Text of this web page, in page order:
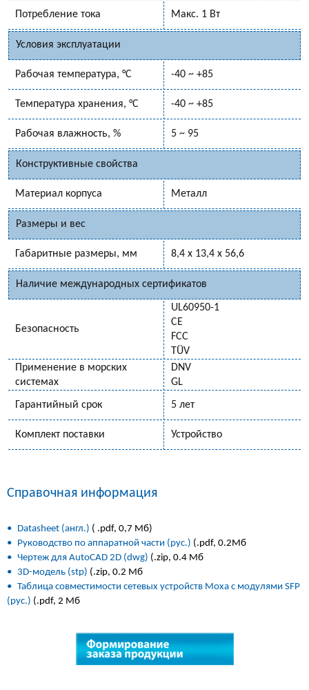
Потребление тока Макс. 1 Вт
Условия эксплуатации
Рабочая температура, °C -40 ~ +85
Температура хранения, °C -40 ~ +85
Рабочая влажность, % 5 ~ 95
Конструктивные свойства
Материал корпуса Металл
Размеры и вес
Габаритные размеры, мм 8,4 x 13,4 x 56,6
Наличие международных сертификатов
Безопасность
UL60950-1
CE
FCC
TÜV
Применение в морских
системах
DNV
GL
Гарантийный срок 5 лет
Комплект поставки Устройство
Справочная информация
• Datasheet (англ.) ( .pdf, 0,7 Мб)
• Руководство по аппаратной части (рус.) (.pdf, 0.2Мб
• Чертеж для AutoCAD 2D (dwg) (.zip, 0.4 Мб
• 3D-модель (stp) (.zip, 0.2 Мб
• Таблица совместимости сетевых устройств Moxa c модулями SFP
(рус.) (.pdf, 2 Мб